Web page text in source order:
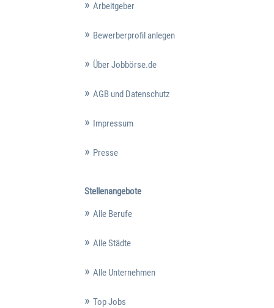
Arbeitgeber
Bewerberprofil anlegen
Über Jobbörse.de
AGB und Datenschutz
Impressum
Presse
Stellenangebote
Alle Berufe
Alle Städte
Alle Unternehmen
Top Jobs